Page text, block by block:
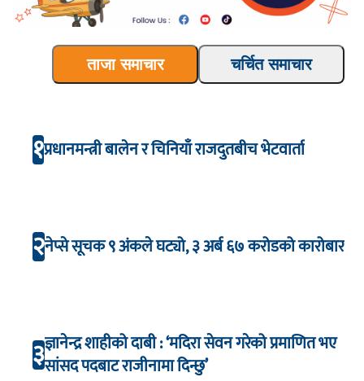
ताजा समाचार चर्चित समाचार
१प्रधानमन्त्री बालेन र चिनियाँ राजदुतबीच भेटवार्ता
२नेप्से सूचक ९ अंकले घट्यो, ३ अर्ब ६७ करोडको कारोबार
३ज्ञानेन्द्र शाहीको दाबी : ‘मदिरा सेवन गरेको प्रमाणित भए
सांसद पदबाट राजीनामा दिन्छु’